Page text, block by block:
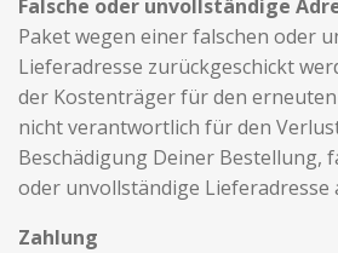
Falsche oder unvollständige
Paket wegen einer falschen oder
Lieferadresse zurückgeschickt
der Kostenträger für den erneuten
nicht verantwortlich für den
Beschädigung Deiner Bestellung,
oder unvollständige Lieferadresse
Zahlung